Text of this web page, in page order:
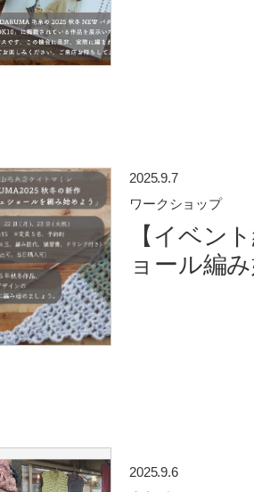
2025.9.7
ワークショップ
【イベン
ョール編
2025.9.6